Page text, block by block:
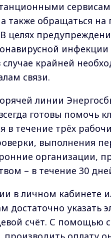
также обращаться
В целях
случае крайней
связи.
линии
готовы помочь
в течение трёх
выполнения
организации,
– в течение 30
в личном
достаточно
счёт. С помощью